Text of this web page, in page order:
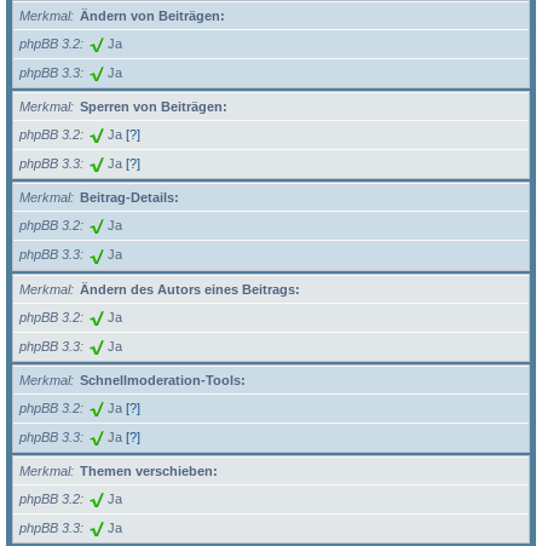
Merkmal
Ändern von Beiträgen:
phpBB 3.2
Ja
phpBB 3.3 Ja
Merkmal
Sperren von Beiträgen:
phpBB 3.2
Ja [?]
phpBB 3.3 Ja [?]
Merkmal
Beitrag-Details:
phpBB 3.2
Ja
phpBB 3.3 Ja
Merkmal
Ändern des Autors eines Beitrags:
phpBB 3.2
Ja
phpBB 3.3 Ja
Merkmal
Schnellmoderation-Tools:
phpBB 3.2
Ja [?]
phpBB 3.3 Ja [?]
Merkmal
Themen verschieben:
phpBB 3.2
Ja
phpBB 3.3 Ja